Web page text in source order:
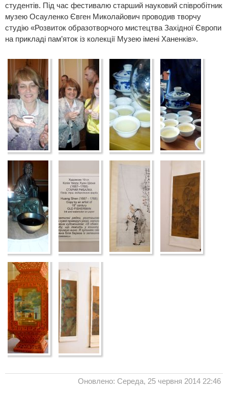
студентів. Під час фестивалю старший науковий співробітник
музею Осауленко Євген Миколайович проводив творчу
студію «Розвиток образотворчого мистецтва Західної Європи
на прикладі пам’яток із колекції Музею імені Ханенків».
Оновлено: Середа, 25 червня 2014 22:46